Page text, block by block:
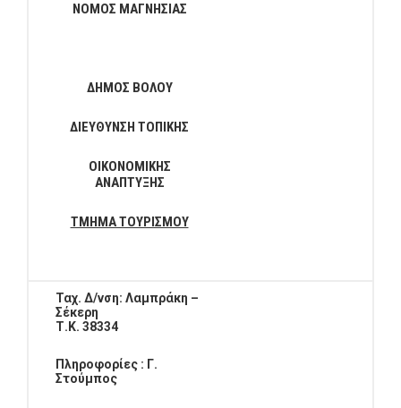
ΝΟΜΟΣ ΜΑΓΝΗΣΙΑΣ
ΔΗΜΟΣ ΒΟΛΟΥ
ΔΙΕΥΘΥΝΣΗ ΤΟΠΙΚΗΣ
ΟΙΚΟΝΟΜΙΚΗΣ
ΑΝΑΠΤΥΞΗΣ
ΤΜΗΜΑ ΤΟΥΡΙΣΜΟΥ
Ταχ. Δ/νση: Λαμπράκη –
Σέκερη
Τ.Κ. 38334
Πληροφορίες : Γ.
Στούμπος